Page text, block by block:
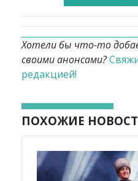
Хотели бы что-то
своими анонсами?
редакцией!
ПОХОЖИЕ